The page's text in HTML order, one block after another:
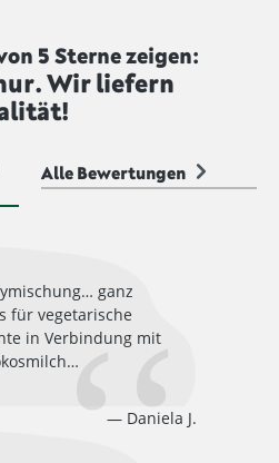
von 4.8 von 5 Sternen
5 Sterne zeigen:
Wir liefern
Alle Bewertungen
ganz
für vegetarische
in Verbindung mit
Daniela J.